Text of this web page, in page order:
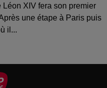
Léon XIV fera son premier
une étape à Paris puis
il...